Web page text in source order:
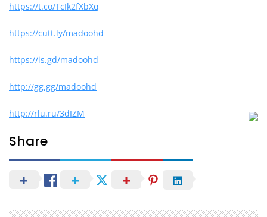
https://t.co/TcIk2fXbXq
https://cutt.ly/madoohd
https://is.gd/madoohd
http://gg.gg/madoohd
http://rlu.ru/3dIZM
Share